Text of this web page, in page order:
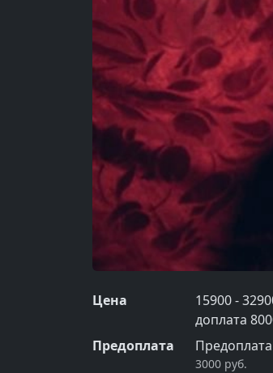
Цена
15900 -
доплата
Предоплата
Предоплата
3000 руб.